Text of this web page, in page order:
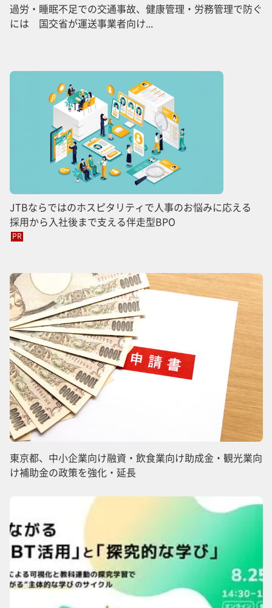
過労・睡眠不足での交通事故、健康管理・労務管理で防ぐ
には 国交省が運送事業者向け...
JTBならではのホスピタリティで人事のお悩みに応える
採用から入社後まで支える伴走型BPO
PR
東京都、中小企業向け融資・飲食業向け助成金・観光業向
け補助金の政策を強化・延長